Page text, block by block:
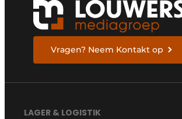
Vragen? Neem Kontakt op
LAGER & LOGISTIK